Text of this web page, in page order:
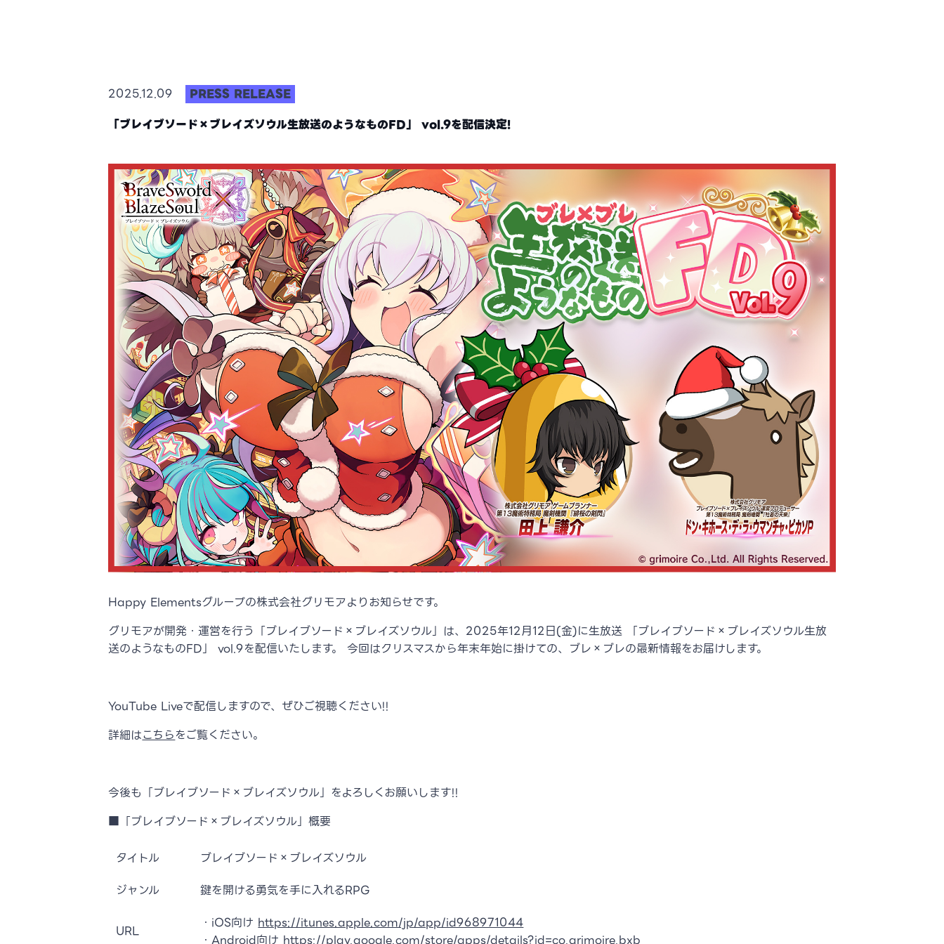
2025.12.09
PRESS RELEASE
「ブレイブソード×ブレイズソウル生放送のようなものFD」 vol.9を配信決定!
Happy Elementsグループの株式会社グリモアよりお知らせです。
グリモアが開発・運営を行う「ブレイブソード×ブレイズソウル」は、2025年12月12日(金)に生放送 「ブレイブソード×ブレイズソウル生放
送のようなものFD」 vol.9を配信いたします。 今回はクリスマスから年末年始に掛けての、ブレ×ブレの最新情報をお届けします。
YouTube Liveで配信しますので、ぜひご視聴ください!!
詳細はこちらをご覧ください。
今後も「ブレイブソード×ブレイズソウル」をよろしくお願いします!!
■「ブレイブソード×ブレイズソウル」概要
タイトル
ブレイブソード×ブレイズソウル
ジャンル
鍵を開ける勇気を手に入れるRPG
URL ・iOS向けhttps://itunes.apple.com/jp/app/id968971044
・Android向け https://play.google.com/store/apps/details?id=co.grimoire.bxb